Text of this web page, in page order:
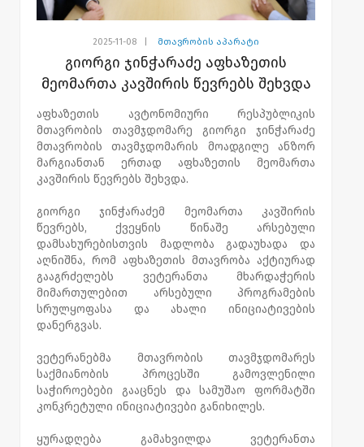
2025-11-08 მთავრობის აპარატი
გიორგი ჯინჭარაძე აფხაზეთის
მეომართა კავშირის წევრებს შეხვდა
აფხაზეთის ავტონომიური რესპუბლიკის
მთავრობის თავმჯდომარე გიორგი ჯინჭარაძე
მთავრობის თავმჯდომარის მოადგილე ანზორ
მარგიანთან ერთად აფხაზეთის მეომართა
კავშირის წევრებს შეხვდა.
გიორგი ჯინჭარაძემ მეომართა კავშირის
წევრებს, ქვეყნის წინაშე არსებული
დამსახურებისთვის მადლობა გადაუხადა და
აღნიშნა, რომ აფხაზეთის მთავრობა აქტიურად
გააგრძელებს ვეტერანთა მხარდაჭერის
მიმართულებით არსებული პროგრამების
სრულყოფასა და ახალი ინიციატივების
დანერგვას.
ვეტერანებმა მთავრობის თავმჯდომარეს
საქმიანობის პროცესში გამოვლენილი
საჭიროებები გააცნეს და სამუშაო ფორმატში
კონკრეტული ინიციატივები განიხილეს.
ყურადღება გამახვილდა ვეტერანთა